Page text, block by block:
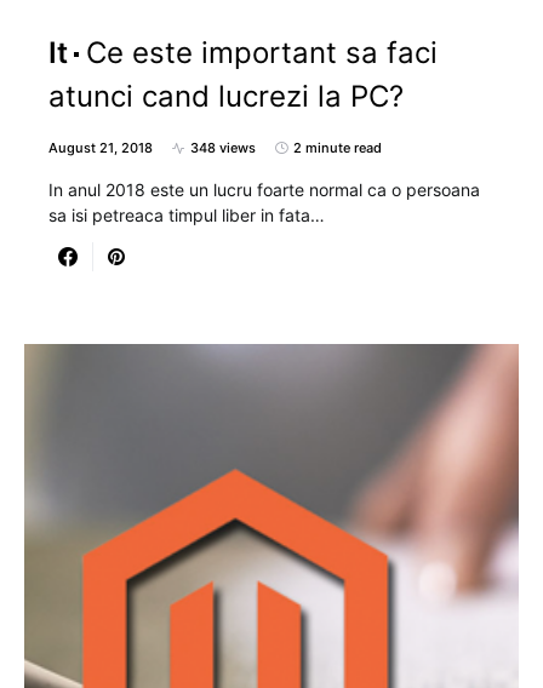
It Ce este important sa faci
atunci cand lucrezi la PC?
August 21, 2018 348 views 2 minute read
In anul 2018 este un lucru foarte normal ca o persoana
sa isi petreaca timpul liber in fata…